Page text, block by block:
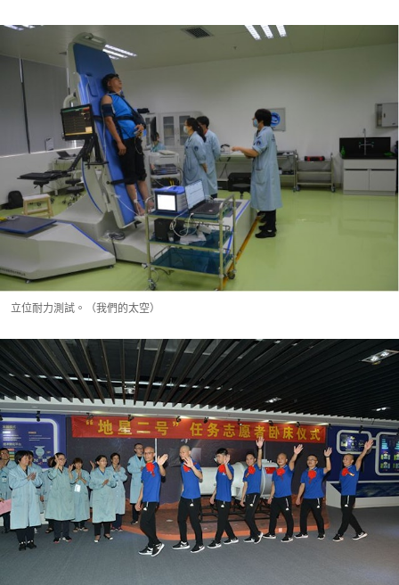
立位耐力測試。（我們的太空）